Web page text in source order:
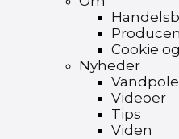
Cookie
Nyheder
Videoer
Tips
Viden